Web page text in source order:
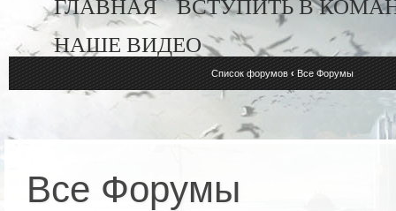
ГЛАВНАЯ
ВСТУПИТЬ В
НАШЕ ВИДЕО
Список форумов ‹ Все Форумы
Все Форумы